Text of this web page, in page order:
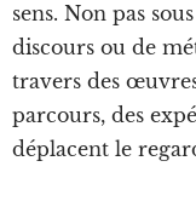
sens. Non pas
discours ou de
travers des
parcours, des
déplacent le